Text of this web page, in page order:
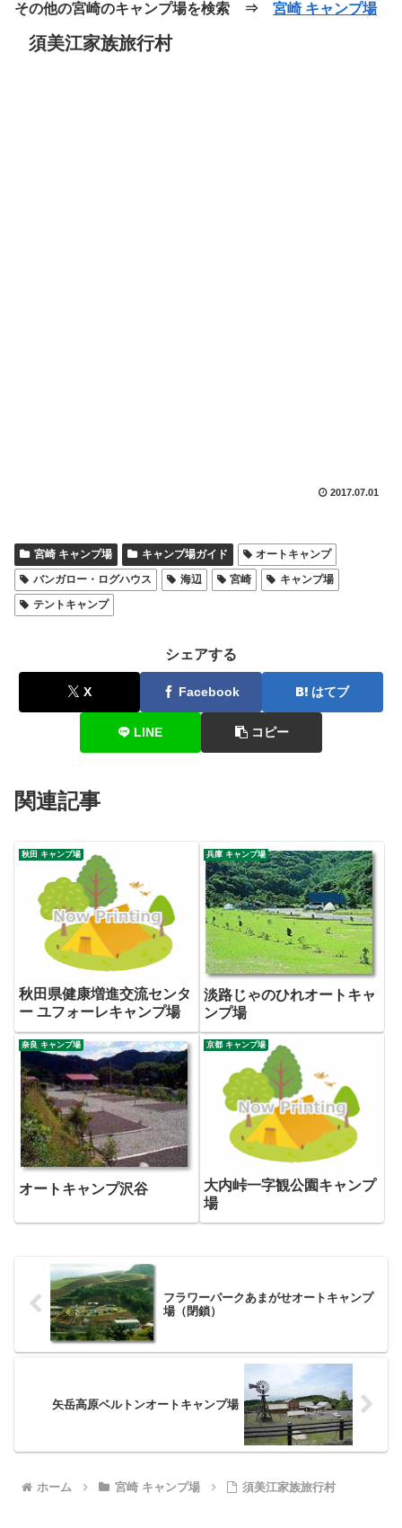
その他の宮崎のキャンプ場を検索 ⇒ 宮崎 キャンプ場
須美江家族旅行村
2017.07.01
宮崎 キャンプ場 キャンプ場ガイド
オートキャンプ
バンガロー・ログハウス
海辺 宮崎
キャンプ場
テントキャンプ
シェアする
X Facebook はてブ
LINE コピー
関連記事
秋田 キャンプ場
秋田県健康増進交流センタ
ー ユフォーレキャンプ場
兵庫 キャンプ場
淡路じゃのひれオートキャ
ンプ場
奈良 キャンプ場
オートキャンプ沢谷
京都 キャンプ場
大内峠一字観公園キャンプ
場
フラワーパークあまがせオートキャンプ
場（閉鎖）
矢岳高原ベルトンオートキャンプ場
ホーム 宮崎 キャンプ場 須美江家族旅行村